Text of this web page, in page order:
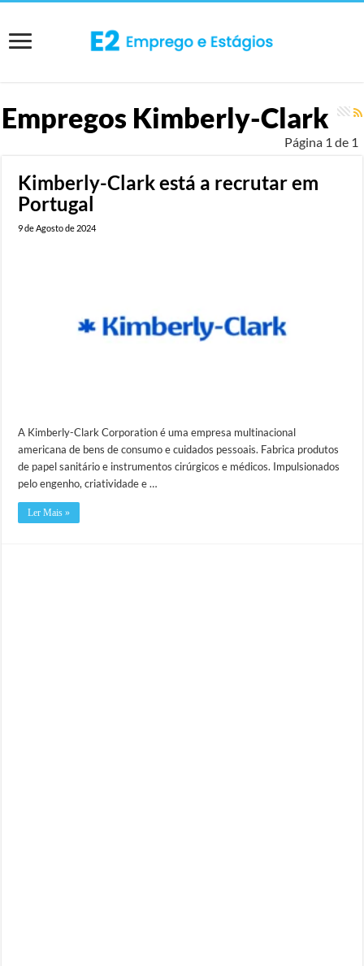
Empregos Kimberly-Clark
Página 1 de 1
Kimberly-Clark está a recrutar em
Portugal
9 de Agosto de 2024
A Kimberly-Clark Corporation é uma empresa multinacional
americana de bens de consumo e cuidados pessoais. Fabrica produtos
de papel sanitário e instrumentos cirúrgicos e médicos. Impulsionados
pelo engenho, criatividade e …
Ler Mais »